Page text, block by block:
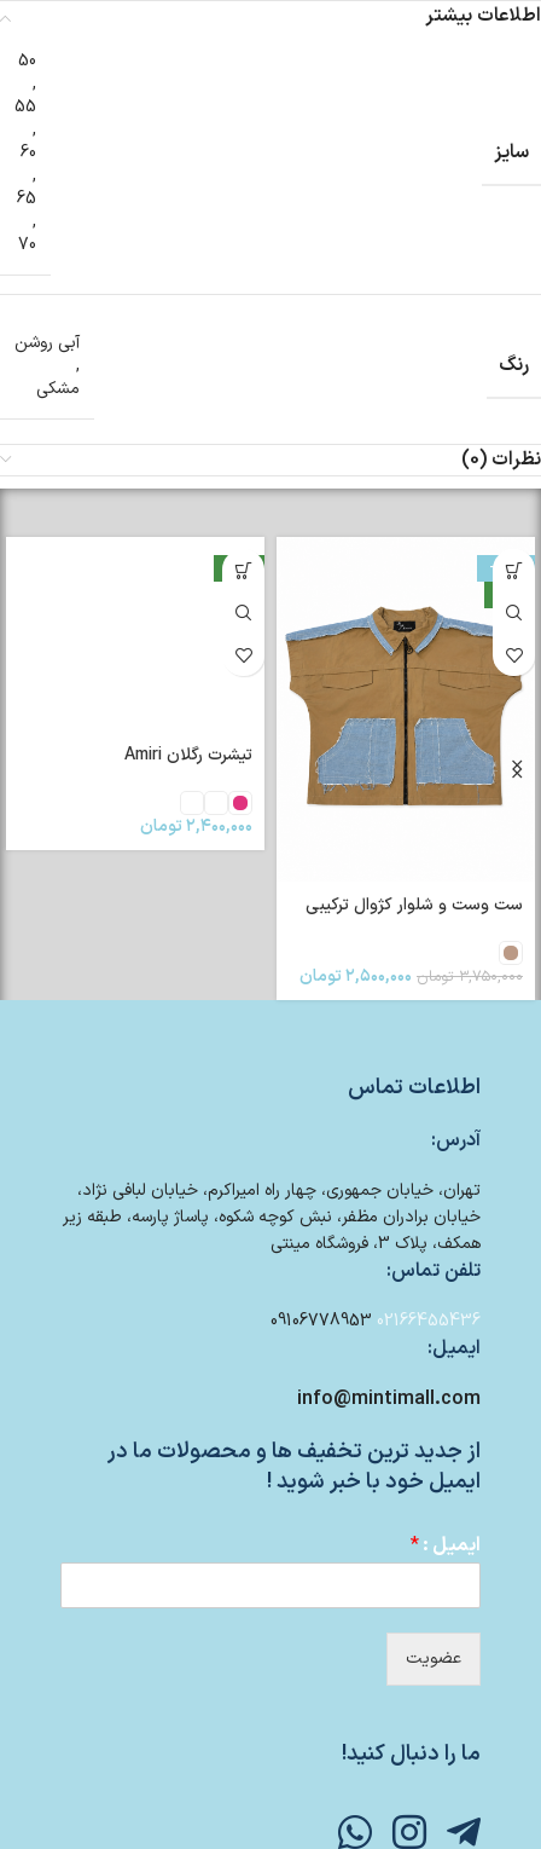
اطلاعات بیشتر
سایز
50
,
55
,
60
,
65
,
70
رنگ
آبی روشن
,
مشکی
نظرات (0)
-33%
ست وست و شلوار کژوال ترکیبی
۳,۷۵۰,۰۰۰ تومان ۲,۵۰۰,۰۰۰تومان
جدید
تیشرت رگلان Amiri
۲,۴۰۰,۰۰۰تومان
اطلاعات تماس
آدرس:
تهران، خیابان جمهوری، چهار راه امیراکرم، خیابان لبافی نژاد،
خیابان برادران مظفر، نبش کوچه شکوه، پاساژ پارسه، طبقه زیر
همکف، پلاک 3، فروشگاه مینتی
تلفن تماس:
02166455436
09106778953
ایمیل:
info@mintimall.com
از جدید ترین تخفیف ها و محصولات ما در
ایمیل خود با خبر شوید !
ایمیل :*
عضویت
ما را دنبال کنید!